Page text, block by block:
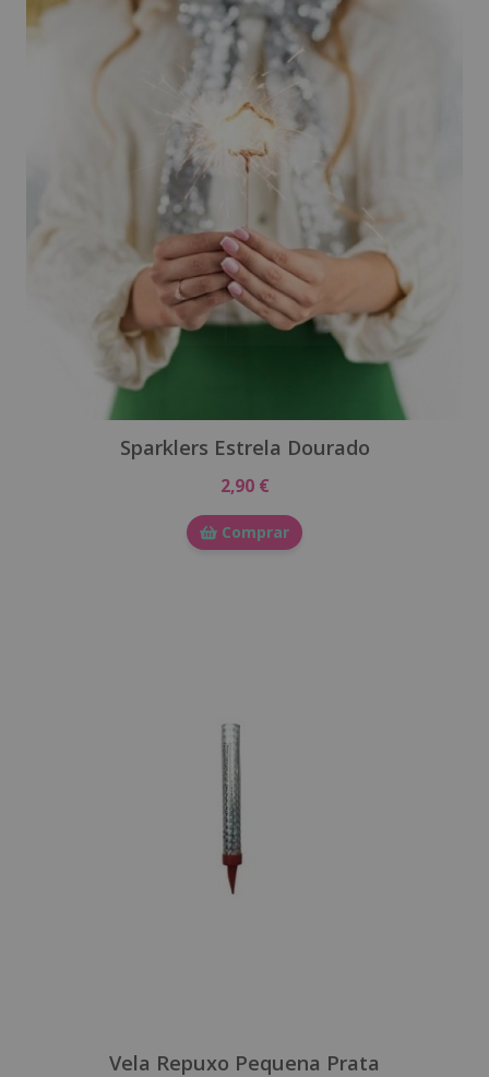
Sparklers Estrela Dourado
2,90 €
Comprar
Vela Repuxo Pequena Prata